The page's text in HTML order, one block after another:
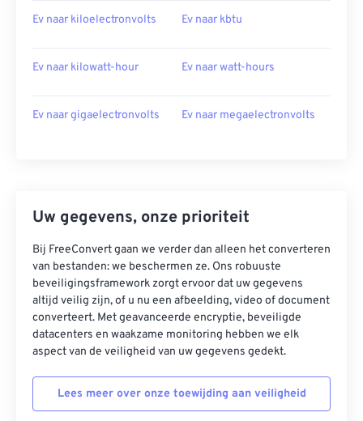
Ev naar kiloelectronvolts Ev naar kbtu
Ev naar kilowatt-hour Ev naar watt-hours
Ev naar gigaelectronvolts Ev naar megaelectronvolts
Uw gegevens, onze prioriteit
Bij FreeConvert gaan we verder dan alleen het converteren
van bestanden: we beschermen ze. Ons robuuste
beveiligingsframework zorgt ervoor dat uw gegevens
altijd veilig zijn, of u nu een afbeelding, video of document
converteert. Met geavanceerde encryptie, beveiligde
datacenters en waakzame monitoring hebben we elk
aspect van de veiligheid van uw gegevens gedekt.
Lees meer over onze toewijding aan veiligheid